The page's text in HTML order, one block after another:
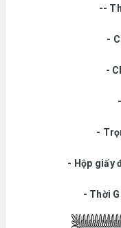
--
-
-
-
- Hộp giấy
- Thời